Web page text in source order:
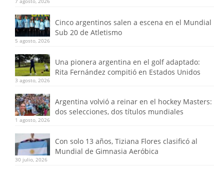
Cinco argentinos salen a escena en el Mundial
Sub 20 de Atletismo
5 agosto, 2026
Una pionera argentina en el golf adaptado:
Rita Fernández compitió en Estados Unidos
3 agosto, 2026
Argentina volvió a reinar en el hockey Masters:
dos selecciones, dos títulos mundiales
1 agosto, 2026
Con solo 13 años, Tiziana Flores clasificó al
Mundial de Gimnasia Aeróbica
30 julio, 2026